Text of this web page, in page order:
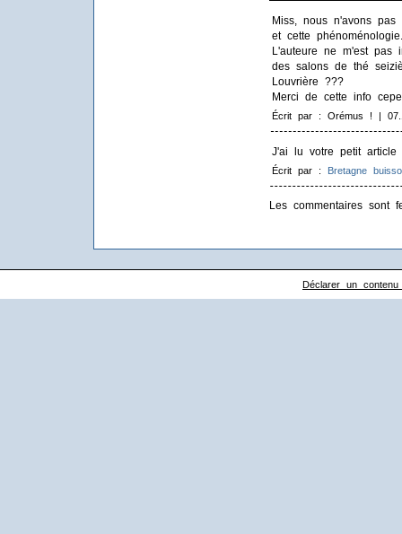
Miss, nous n'avons
et cette
L'auteure ne m'est
des salons de thé
Louvrière ???
Merci de cette info
Écrit par : Orémus ! |
J'ai lu votre petit
Écrit par : Bretagne
Les commentaires sont
Déclarer un contenu